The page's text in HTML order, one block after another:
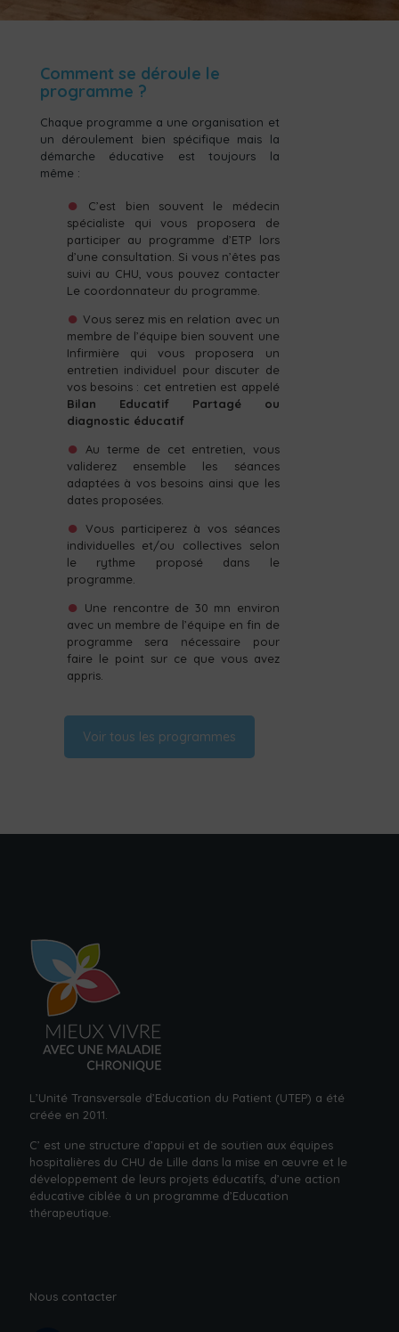
Comment se déroule le
programme ?
Chaque programme a une organisation et
un déroulement bien spécifique mais la
démarche éducative est toujours la
même :
C’est bien souvent le médecin
spécialiste qui vous proposera de
participer au programme d’ETP lors
d’une consultation. Si vous n’êtes pas
suivi au CHU, vous pouvez contacter
Le coordonnateur du programme.
Vous serez mis en relation avec un
membre de l’équipe bien souvent une
Infirmière qui vous proposera un
entretien individuel pour discuter de
vos besoins : cet entretien est appelé
Bilan Educatif Partagé ou
diagnostic éducatif
Au terme de cet entretien, vous
validerez ensemble les séances
adaptées à vos besoins ainsi que les
dates proposées.
Vous participerez à vos séances
individuelles et/ou collectives selon
le rythme proposé dans le
programme.
Une rencontre de 30 mn environ
avec un membre de l’équipe en fin de
programme sera nécessaire pour
faire le point sur ce que vous avez
appris.
Voir tous les programmes
L’Unité Transversale d’Education du Patient (UTEP) a été
créée en 2011.
C’ est une structure d’appui et de soutien aux équipes
hospitalières du CHU de Lille dans la mise en œuvre et le
développement de leurs projets éducatifs, d’une action
éducative ciblée à un programme d’Education
thérapeutique.
Nous contacter